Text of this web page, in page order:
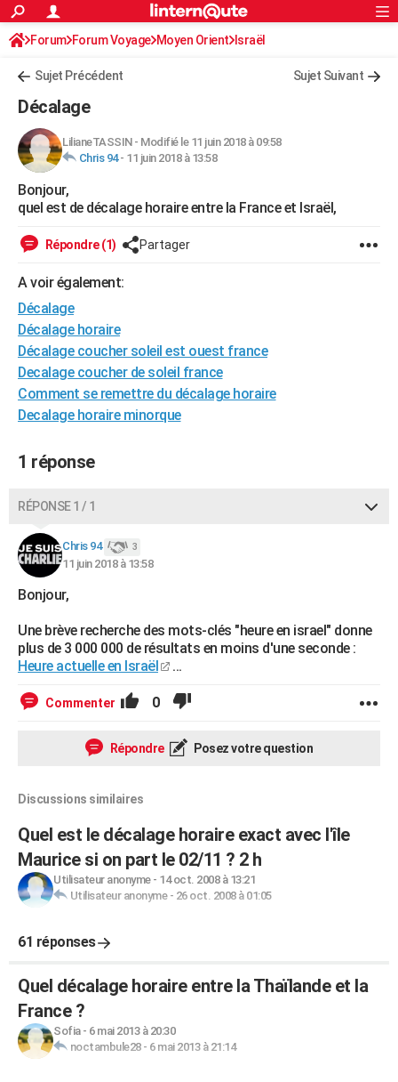
ACTUALITÉS
Politique
Société
Faits Divers
Education
Monde
Villes
+
FINANCE
Retraite
Impôts
Epargne
Immobilier
Risques naturels par ville
Banque
Assurance
Crédit
AUTO
Essais
Réserver un essai
Citadines
Berlines
SUV
Forum auto
+HIGH-TECH
Mobiles
Meilleur smartphone
Internet
Ordinateurs
Jeux vidéo
Guide high-tech
BRICOLAGE
WEEK-END
Guides de France
Escapades
Patrimoine
Expositions
Musées
Week-end nature
+LIFESTYLE
Art de vivre
Bien-être
Loisirs
Mode
Modes de vie
SANTE
Alimentation
Guide de la santé
Maladies
Médicaments
Sommeil
Destinations
City break
Voyage nature
Voyage de noces
Forum
Climat
PHOTO
GUIDES D'ACHAT
Carte de Noël
Carte Bonne année
Carte Saint-Valentin
Carte Pâques
Carte d'anniversaire
DICTIONNAIRE
Dictionnaire
Biographies
Citations
Expressions
Proverbes
PROGRAMME TV
COPAINS D'AVANT
S'inscrire
Se connecter
Lycées
Collèges
Primaires
Universités
Entreprises
Service militaire
Avis de recherche
AVIS DE DÉCÈS
FORUM
S'inscrire
Connexion
Forum Forum Voyage Moyen Orient Israël
Sujet Précédent Sujet Suivant
Décalage
LilianeTASSIN- Modifié le 11 juin 2018 à 09:58
Chris 94- 11 juin 2018 à 13:58
Bonjour,
quel est de décalage horaire entre la France et Israël,
Répondre (1) Partager
A voir également:
Décalage
Décalage horaire
Décalage coucher soleil est ouest france
Decalage coucher de soleil france
Comment se remettre du décalage horaire
Decalage horaire minorque
1 réponse
RÉPONSE 1 / 1
Chris 94 3
11 juin 2018 à 13:58
Bonjour,
Une brève recherche des mots-clés "heure en israel" donne
plus de 3 000 000 de résultats en moins d'une seconde :
Heure actuelle en Israël
...
Commenter 0
Répondre Posez votre question
Discussions similaires
Quel est le décalage horaire exact avec l'île
Maurice si on part le 02/11 ? 2 h
Utilisateur anonyme- 14 oct. 2008 à 13:21
Utilisateur anonyme- 26 oct. 2008 à 01:05
61 réponses
Quel décalage horaire entre la Thaïlande et la
France ?
Sofia- 6 mai 2013 à 20:30
noctambule28- 6 mai 2013 à 21:14